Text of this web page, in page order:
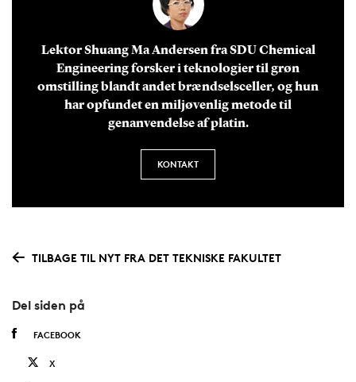
Lektor Shuang Ma Andersen fra SDU Chemical
Engineering forsker i teknologier til grøn
omstilling blandt andet brændselsceller, og hun
har opfundet en miljøvenlig metode til
genanvendelse af platin.
KONTAKT
TILBAGE TIL NYT FRA DET TEKNISKE FAKULTET
Del siden på
FACEBOOK
X